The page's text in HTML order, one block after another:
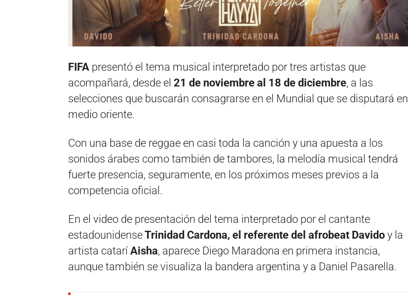
FIFA presentó el tema musical interpretado por tres artistas que
acompañará, desde el 21 de noviembre al 18 de diciembre, a las
selecciones que buscarán consagrarse en el Mundial que se disputará en
medio oriente.
Con una base de reggae en casi toda la canción y una apuesta a los
sonidos árabes como también de tambores, la melodía musical tendrá
fuerte presencia, seguramente, en los próximos meses previos a la
competencia oficial.
En el video de presentación del tema interpretado por el cantante
estadounidenseTrinidad Cardona, el referente del afrobeat Davido y la
artista catarí Aisha, aparece Diego Maradona en primera instancia,
aunque también se visualiza la bandera argentina y a Daniel Pasarella.